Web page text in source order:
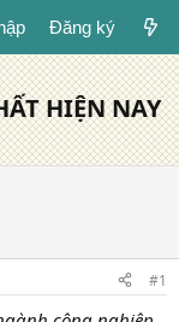
Đăng ký
HIỆN NAY
#1